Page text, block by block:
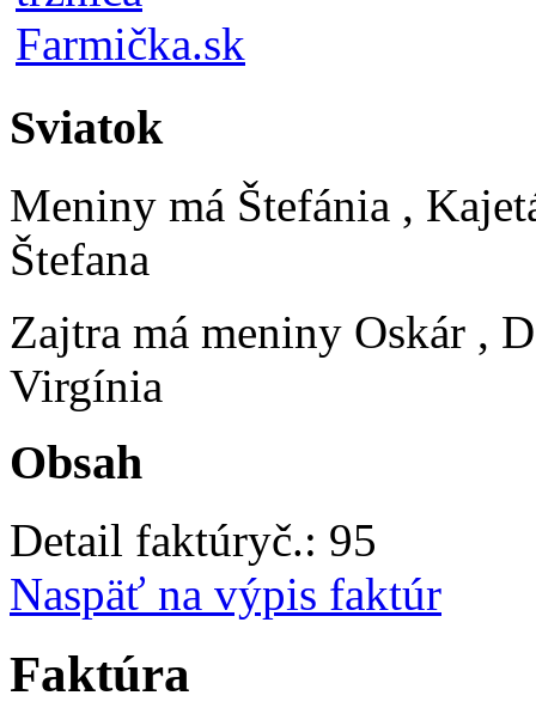
Sviatok
Meniny má Štefánia ,
Štefana
Zajtra má meniny Oskár ,
Virgínia
Obsah
Detail faktúryč.: 95
Naspäť na výpis faktúr
Faktúra